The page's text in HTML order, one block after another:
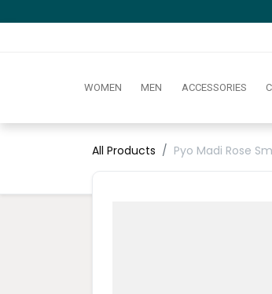
WOMEN MEN ACCESSORIES
All Products Pyo Madi Rose